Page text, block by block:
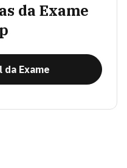
da Exame
da Exame